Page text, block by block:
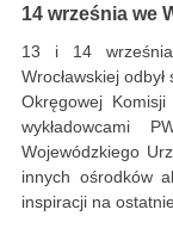
14 września we
13 i 14 września
Wrocławskiej
Okręgowej
wykładowcami
Wojewódzkiego
innych ośrodków
inspiracji na